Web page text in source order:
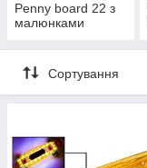
Penny board 22 з
малюнками
Сортування